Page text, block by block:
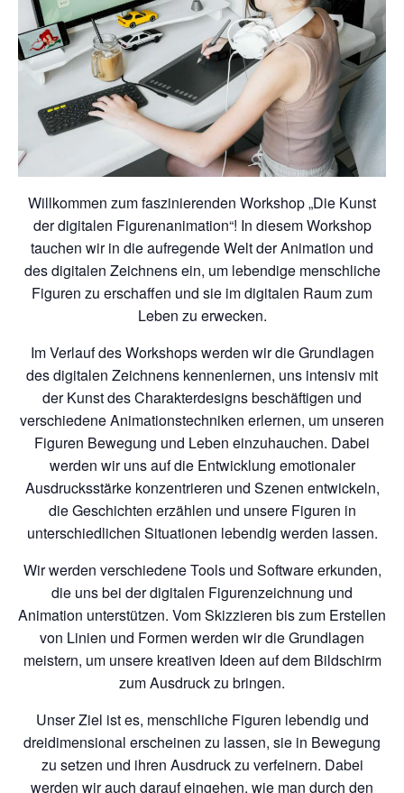
Willkommen zum faszinierenden Workshop „Die Kunst
der digitalen Figurenanimation“! In diesem Workshop
tauchen wir in die aufregende Welt der Animation und
des digitalen Zeichnens ein, um lebendige menschliche
Figuren zu erschaffen und sie im digitalen Raum zum
Leben zu erwecken.
Im Verlauf des Workshops werden wir die Grundlagen
des digitalen Zeichnens kennenlernen, uns intensiv mit
der Kunst des Charakterdesigns beschäftigen und
verschiedene Animationstechniken erlernen, um unseren
Figuren Bewegung und Leben einzuhauchen. Dabei
werden wir uns auf die Entwicklung emotionaler
Ausdrucksstärke konzentrieren und Szenen entwickeln,
die Geschichten erzählen und unsere Figuren in
unterschiedlichen Situationen lebendig werden lassen.
Wir werden verschiedene Tools und Software erkunden,
die uns bei der digitalen Figurenzeichnung und
Animation unterstützen. Vom Skizzieren bis zum Erstellen
von Linien und Formen werden wir die Grundlagen
meistern, um unsere kreativen Ideen auf dem Bildschirm
zum Ausdruck zu bringen.
Unser Ziel ist es, menschliche Figuren lebendig und
dreidimensional erscheinen zu lassen, sie in Bewegung
zu setzen und ihren Ausdruck zu verfeinern. Dabei
werden wir auch darauf eingehen, wie man durch den